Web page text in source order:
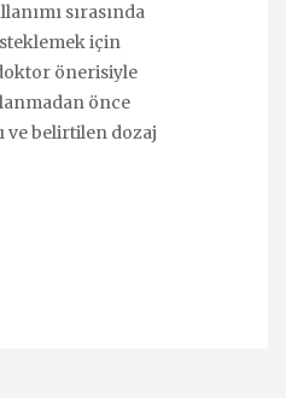
sırasında
için
önerisiyle
önce
ve belirtilen dozaj